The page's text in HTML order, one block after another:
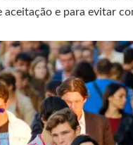
aceitação e para evitar